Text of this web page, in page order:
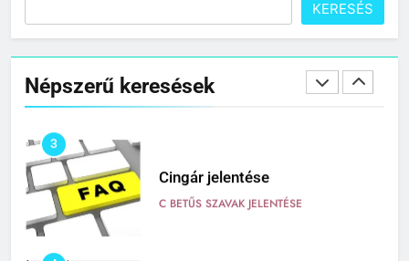
KERESÉS
Népszerű keresések
2
Cigánykerék jelentése
C BETŰS SZAVAK JELENTÉSE
3
Cingár jelentése